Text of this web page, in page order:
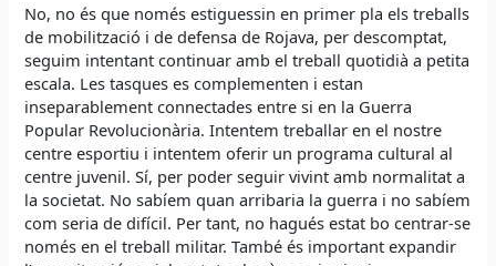
No, no és que només estiguessin en primer pla els treballs
de mobilització i de defensa de Rojava, per descomptat,
seguim intentant continuar amb el treball quotidià a petita
escala. Les tasques es complementen i estan
inseparablement connectades entre si en la Guerra
Popular Revolucionària. Intentem treballar en el nostre
centre esportiu i intentem oferir un programa cultural al
centre juvenil. Sí, per poder seguir vivint amb normalitat a
la societat. No sabíem quan arribaria la guerra i no sabíem
com seria de difícil. Per tant, no hagués estat bo centrar-se
només en el treball militar. També és important expandir